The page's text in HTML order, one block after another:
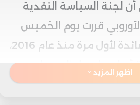
أن لجنة السياسة النقدية
قررت يوم الخميس
خفض أسعار الفائدة لأول مرة منذ عام 2016،
25 نقطة أساس، ليصل المعدل
اظهر المزيد